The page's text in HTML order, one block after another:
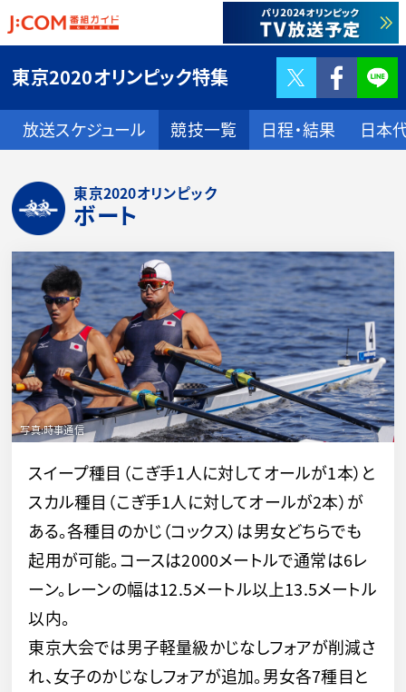
東京2020オリンピック特集
放送スケジュール 競技一覧 日程・結果 日本
Twitter
東京2020オリンピック
ボート
スイープ種目（こぎ手1人に対してオールが1本）と
スカル種目（こぎ手1人に対してオールが2本）が
ある。各種目のかじ（コックス）は男女どちらでも
起用が可能。コースは2000メートルで通常は6レ
ーン。レーンの幅は12.5メートル以上13.5メートル
以内。
東京大会では男子軽量級かじなしフォアが削減さ
れ、女子のかじなしフォアが追加。男女各7種目と